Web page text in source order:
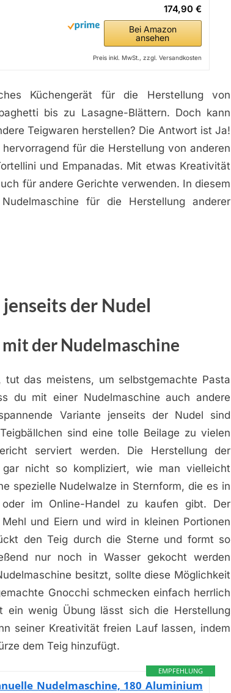
174,90 €
Bei Amazon
ansehen
Preis inkl. MwSt., zzgl. Versandkosten
Küchengerät für die Herstellung von
bis zu Lasagne-Blättern. Doch kann
Teigwaren herstellen? Die Antwort ist Ja!
für die Herstellung von anderen
und Empanadas. Mit etwas Kreativität
für andere Gerichte verwenden. In diesem
für die Herstellung anderer
der Nudel
der Nudelmaschine
das meistens, um selbstgemachte Pasta
du mit einer Nudelmaschine auch andere
Variante jenseits der Nudel sind
sind eine tolle Beilage zu vielen
serviert werden. Die Herstellung der
nicht so kompliziert, wie man vielleicht
spezielle Nudelwalze in Sternform, die es in
im Online-Handel zu kaufen gibt. Der
und Eiern und wird in kleinen Portionen
den Teig durch die Sterne und formt so
nur noch in Wasser gekocht werden
besitzt, sollte diese Möglichkeit
Gnocchi schmecken einfach herrlich
ein wenig Übung lässt sich die Herstellung
seiner Kreativität freien Lauf lassen, indem
dem Teig hinzufügt.
EMPFEHLUNG
Nudelmaschine, 180 Aluminium